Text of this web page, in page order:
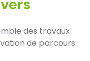
des travaux
de parcours: